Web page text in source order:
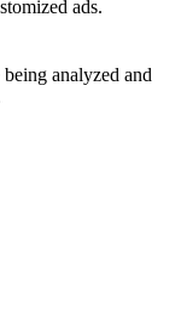
ads.
analyzed and